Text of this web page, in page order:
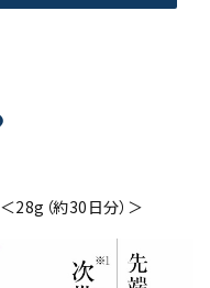
＜28g（約30日分）＞